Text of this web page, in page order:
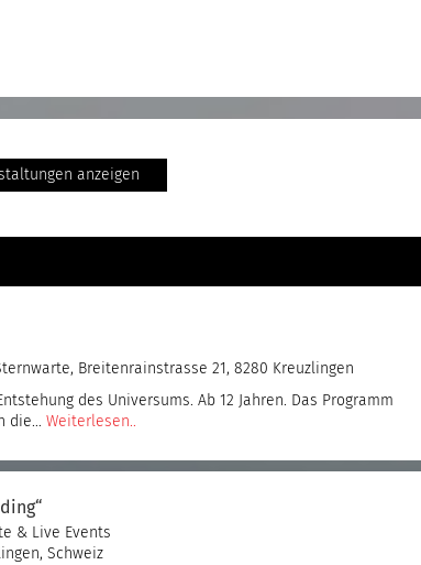
anzeigen
Breitenrainstrasse 21, 8280 Kreuzlingen
des Universums. Ab 12 Jahren. Das Programm
die… Weiterlesen..
& Live Events
Schweiz